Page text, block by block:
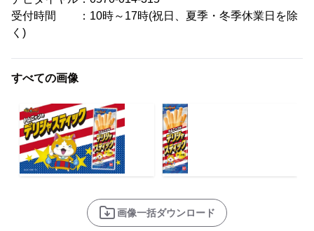
受付時間 ：10時～17時(祝日、夏季・冬季休業日を除
く)
すべての画像
画像一括ダウンロード